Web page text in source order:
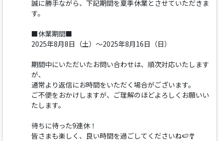
誠に勝手ながら、下記期間を夏季休業とさせていただきま
す。
■休業期間■
2025年8月8日（土）～2025年8月16日（日）
期間中にいただいたお問い合わせは、順次対応いたします
が、
通常より返信にお時間をいただく場合がございます。
ご不便をおかけしますが、ご理解のほどよろしくお願いい
たします。
待ちに待った9連休！
皆さまも楽しく、良い時間を過ごしてくださいね🍉🎐